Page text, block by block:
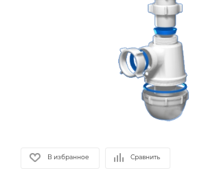
В избранное Сравнить